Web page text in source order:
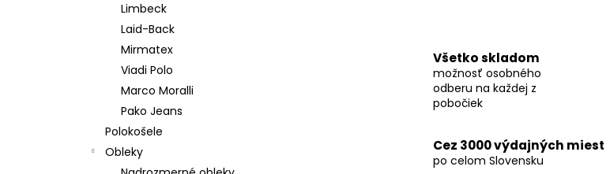
Limbeck
Laid-Back
Mirmatex
Viadi Polo
Marco Moralli
Pako Jeans
Polokošele
Obleky
Všetko skladom
možnosť osobného
odberu na každej z
pobočiek
Cez 3000 výdajných miest
po celom Slovensku